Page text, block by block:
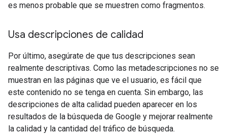
es menos probable que se muestren como fragmentos.
Usa descripciones de calidad
Por último, asegúrate de que tus descripciones sean
realmente descriptivas. Como las metadescripciones no se
muestran en las páginas que ve el usuario, es fácil que
este contenido no se tenga en cuenta. Sin embargo, las
descripciones de alta calidad pueden aparecer en los
resultados de la búsqueda de Google y mejorar realmente
la calidad y la cantidad del tráfico de búsqueda.